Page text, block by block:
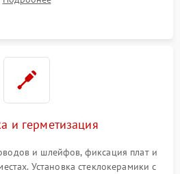
и замена поврежденной
и герметизация
и шлейфов, фиксация плат и
Установка стеклокерамики с